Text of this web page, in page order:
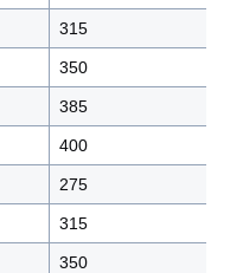
315
350
385
400
275
315
350